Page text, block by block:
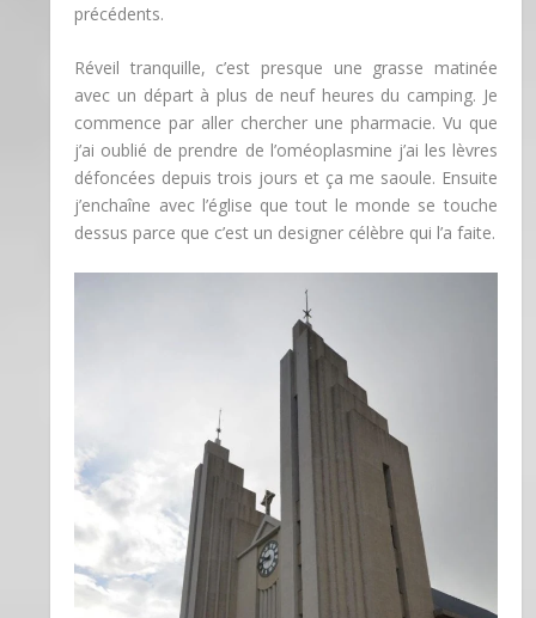
précédents.
Réveil tranquille, c’est presque une grasse matinée
avec un départ à plus de neuf heures du camping. Je
commence par aller chercher une pharmacie. Vu que
j’ai oublié de prendre de l’oméoplasmine j’ai les lèvres
défoncées depuis trois jours et ça me saoule. Ensuite
j’enchaîne avec l’église que tout le monde se touche
dessus parce que c’est un designer célèbre qui l’a faite.